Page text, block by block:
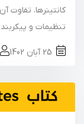
کانتینرها، تفاوت
تنظیمات و